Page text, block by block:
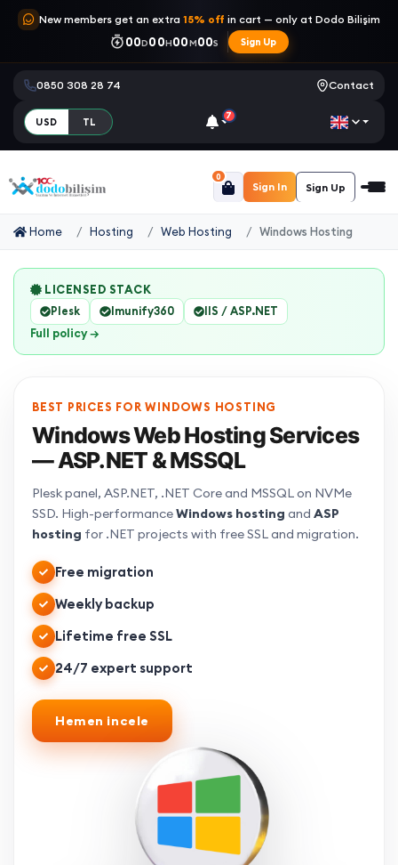
New members get an extra 15% off in cart — only at Dodo Bilişim
00D00H00M00S Sign Up
0850 308 28 74 Contact
USD TL
7
0
Sign In Sign Up
Home Hosting Web Hosting Windows Hosting
LICENSED STACK
Plesk Imunify360 IIS / ASP.NET
Full policy →
BEST PRICES FOR WINDOWS HOSTING
Windows Web Hosting Services
— ASP.NET & MSSQL
Plesk panel, ASP.NET, .NET Core and MSSQL on NVMe
SSD. High-performanceWindows hosting and ASP
hosting for .NET projects with free SSL and migration.
Free migration
Weekly backup
Lifetime free SSL
24/7 expert support
Hemen incele